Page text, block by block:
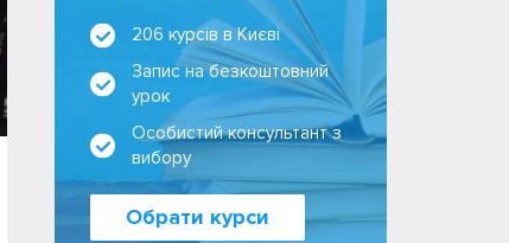
206 курсів в Києві
Запис на безкоштовний
урок
Особистий консультант з
вибору
Обрати курси